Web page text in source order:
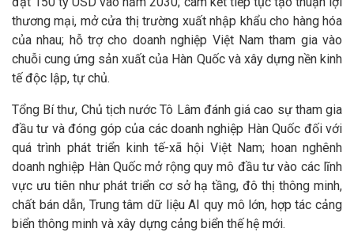
thương mại, mở cửa thị trường xuất nhập khẩu cho hàng hóa
của nhau; hỗ trợ cho doanh nghiệp Việt Nam tham gia vào
chuỗi cung ứng sản xuất của Hàn Quốc và xây dựng nền kinh
tế độc lập, tự chủ.
Tổng Bí thư, Chủ tịch nước Tô Lâm đánh giá cao sự tham gia
đầu tư và đóng góp của các doanh nghiệp Hàn Quốc đối với
quá trình phát triển kinh tế-xã hội Việt Nam; hoan nghênh
doanh nghiệp Hàn Quốc mở rộng quy mô đầu tư vào các lĩnh
vực ưu tiên như phát triển cơ sở hạ tầng, đô thị thông minh,
chất bán dẫn, Trung tâm dữ liệu AI quy mô lớn, hợp tác cảng
biển thông minh và xây dựng cảng biển thế hệ mới.